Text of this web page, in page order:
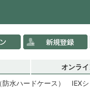
オンラ
防水ハードケース） IEX